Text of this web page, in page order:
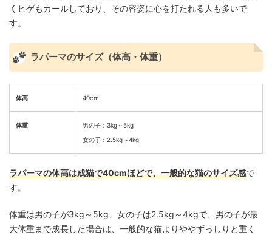
くヒゲもカールしており、その容姿に心を打たれる人も多いで
す。
ラパーマのサイズ（体高・体重）
体高 40cm
体重
男の子：3kg～5kg
女の子：2.5kg～4kg
ラパーマの体高は成猫で40cmほどで、一般的な猫のサイズ感で
す。
体重は男の子が3kg～5kg、女の子は2.5kg～4kgで、男の子が最
大体重まで成長した場合は、一般的な猫よりややずっしりと重く